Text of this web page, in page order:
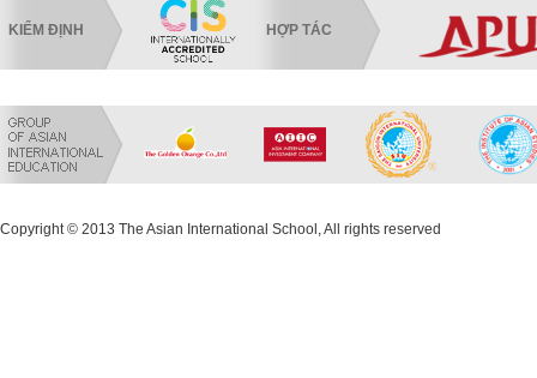
KIỂM ĐỊNH HỢP TÁC
Copyright © 2013 The Asian International School, All rights reserved